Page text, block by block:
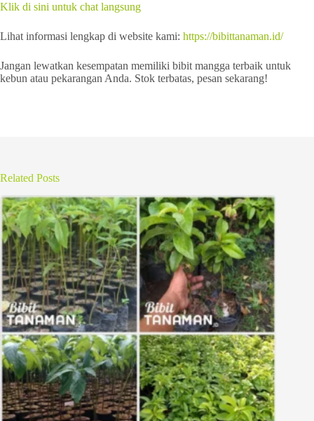
Klik di sini untuk chat langsung
Lihat informasi lengkap di website kami: https://bibittanaman.id/
Jangan lewatkan kesempatan memiliki bibit mangga terbaik untuk
kebun atau pekarangan Anda. Stok terbatas, pesan sekarang!
Related Posts